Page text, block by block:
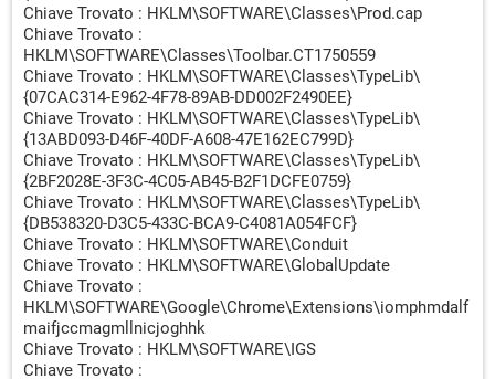
Chiave Trovato : HKLM\SOFTWARE\Classes\Prod.cap
Chiave Trovato :
HKLM\SOFTWARE\Classes\Toolbar.CT1750559
Chiave Trovato : HKLM\SOFTWARE\Classes\TypeLib\
{07CAC314-E962-4F78-89AB-DD002F2490EE}
Chiave Trovato : HKLM\SOFTWARE\Classes\TypeLib\
{13ABD093-D46F-40DF-A608-47E162EC799D}
Chiave Trovato : HKLM\SOFTWARE\Classes\TypeLib\
{2BF2028E-3F3C-4C05-AB45-B2F1DCFE0759}
Chiave Trovato : HKLM\SOFTWARE\Classes\TypeLib\
{DB538320-D3C5-433C-BCA9-C4081A054FCF}
Chiave Trovato : HKLM\SOFTWARE\Conduit
Chiave Trovato : HKLM\SOFTWARE\GlobalUpdate
Chiave Trovato :
HKLM\SOFTWARE\Google\Chrome\Extensions\iomphmdalf
maifjccmagmllnicjoghhk
Chiave Trovato : HKLM\SOFTWARE\IGS
Chiave Trovato :